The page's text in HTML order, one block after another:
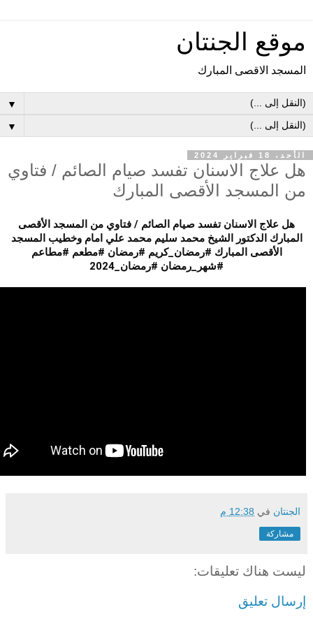
موقع الجنتان
المسجد الاقصى المبارك
▼
▼
الأحد، 18 فبراير 2024
هل علاج الاسنان تفسد صيام الصائم / فتاوي
من المسجد الأقصى المبارك
هل علاج الاسنان تفسد صيام الصائم / فتاوي من المسجد الأقصى
المبارك الدكتور الشيخ محمد سليم محمد علي امام وخطيب المسجد
الأقصى المبارك #رمضان_كريم #رمضان #مطعم #مطاعم
#شهر_رمضان #رمضان_2024
الجنتان في 12:38 م
مشاركة
ليست هناك تعليقات:
إرسال تعليق